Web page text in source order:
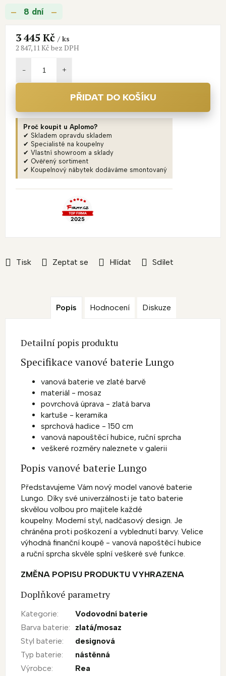
8 dní
Tisk Zeptat se Hlídat Sdílet
3 445 Kč/ ks
2 847,11 Kč bez DPH
PŘIDAT DO KOŠÍKU
Proč koupit u Aplomo?
✔ Skladem opravdu skladem
✔ Specialisté na koupelny
✔ Vlastní showroom a sklady
✔ Ověřený sortiment
✔ Koupelnový nábytek dodáváme smontovaný
Popis Hodnocení Diskuze
Detailní popis produktu
Specifikace vanové baterie Lungo
vanová baterie ve zlaté barvě
materiál - mosaz
povrchová úprava - zlatá barva
kartuše - keramika
sprchová hadice - 150 cm
vanová napouštěcí hubice, ruční sprcha
veškeré rozměry naleznete v galerii
Popis vanové baterie Lungo
Představujeme Vám nový model vanové baterie
Lungo. Díky své univerzálnosti je tato baterie
skvělou volbou pro majitele každé
koupelny. Moderní styl, nadčasový design. Je
chráněna proti poškození a vyblednutí barvy. Velice
výhodná finanční koupě - vanová napoštěcí hubice
a ruční sprcha skvěle splní veškeré své funkce.
ZMĚNA POPISU PRODUKTU VYHRAZENA
Doplňkové parametry
Kategorie:
Vodovodní baterie
Barva baterie:
zlatá/mosaz
Styl baterie:
designová
Typ baterie:
nástěnná
Výrobce:
Rea